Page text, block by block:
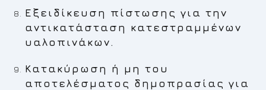
Εξειδίκευση πίστωσης για την
αντικατάσταση κατεστραμμένων
υαλοπινάκων.
Κατακύρωση ή μη του
αποτελέσματος δημοπρασίας για